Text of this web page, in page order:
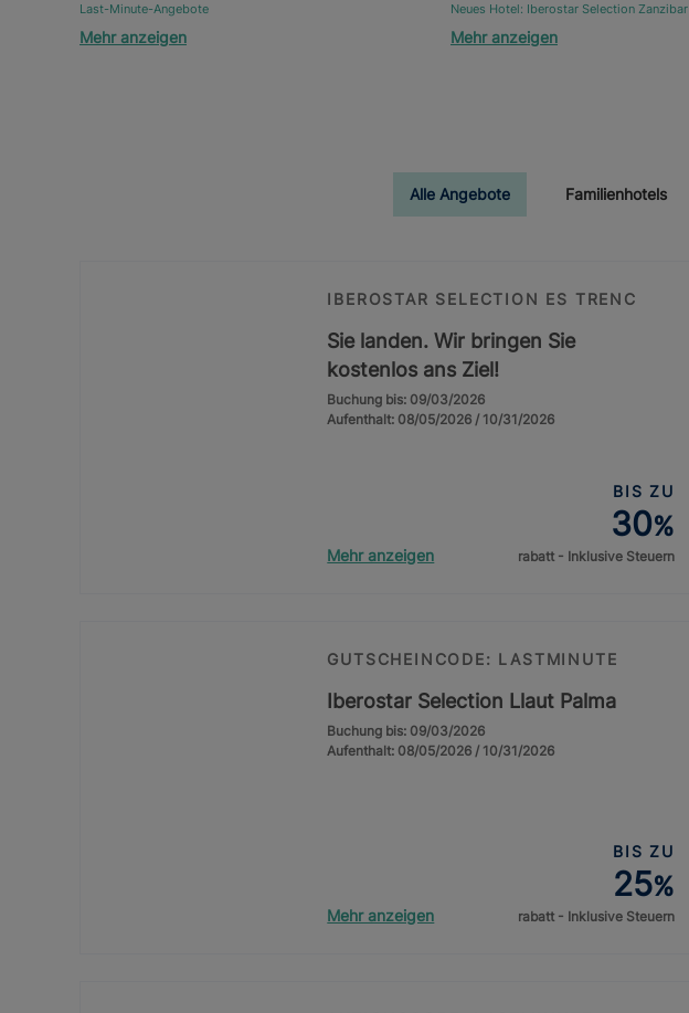
Last-Minute-Angebote
Mehr anzeigen
Neues Hotel: Iberostar Selection Zanzibar
Mehr anzeigen
Alle Angebote Familienhotels
IBEROSTAR SELECTION ES TRENC
Sie landen. Wir bringen Sie
kostenlos ans Ziel!
Buchung bis: 09/03/2026
Aufenthalt: 08/05/2026 / 10/31/2026
Mehr anzeigen
BIS ZU
30%
rabatt - Inklusive Steuern
GUTSCHEINCODE: LASTMINUTE
Iberostar Selection Llaut Palma
Buchung bis: 09/03/2026
Aufenthalt: 08/05/2026 / 10/31/2026
Mehr anzeigen
BIS ZU
25%
rabatt - Inklusive Steuern